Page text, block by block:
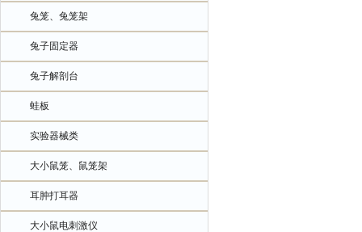
兔笼、兔笼架
兔子固定器
兔子解剖台
蛙板
实验器械类
大小鼠笼、鼠笼架
耳肿打耳器
大小鼠电刺激仪